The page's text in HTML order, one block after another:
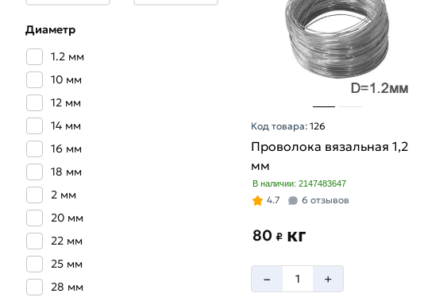
Диаметр
1.2 мм
10 мм
12 мм
14 мм
16 мм
18 мм
2 мм
20 мм
22 мм
25 мм
28 мм
Код товара: 126
Проволока вязальная 1,2
мм
В наличии: 2147483647
4.7 6 отзывов
80 ₽ кг
– +